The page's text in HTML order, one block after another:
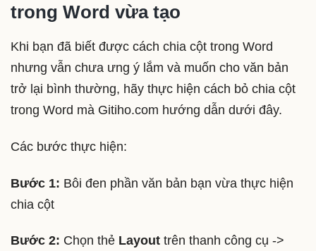
trong Word vừa tạo
Khi bạn đã biết được cách chia cột trong Word
nhưng vẫn chưa ưng ý lắm và muốn cho văn bản
trở lại bình thường, hãy thực hiện cách bỏ chia cột
trong Word mà Gitiho.com hướng dẫn dưới đây.
Các bước thực hiện:
Bước 1: Bôi đen phần văn bản bạn vừa thực hiện
chia cột
Bước 2: Chọn thẻ Layout trên thanh công cụ ->